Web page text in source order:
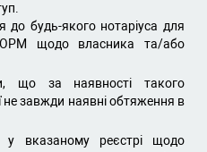
до будь-якого нотаріуса для
щодо власника та/або
що за наявності такого
не завжди наявні обтяження в
вказаному реєстрі щодо